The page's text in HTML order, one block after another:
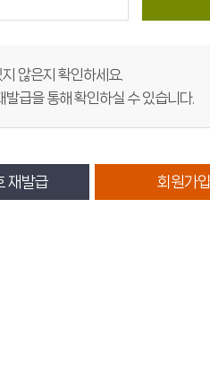
않은지 확인하세요.
급을 통해 확인하실 수 있습니다.
재발급 회원가입